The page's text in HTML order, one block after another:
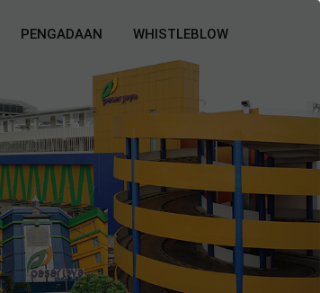
PENGADAAN WHISTLEBLOW